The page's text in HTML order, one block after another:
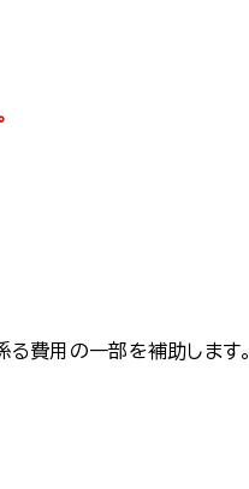
費用の一部を補助します。